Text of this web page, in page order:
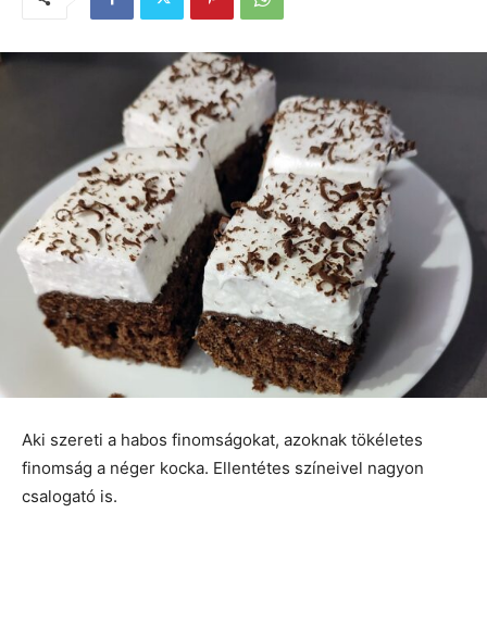
Aki szereti a habos finomságokat, azoknak tökéletes
finomság a néger kocka. Ellentétes színeivel nagyon
csalogató is.